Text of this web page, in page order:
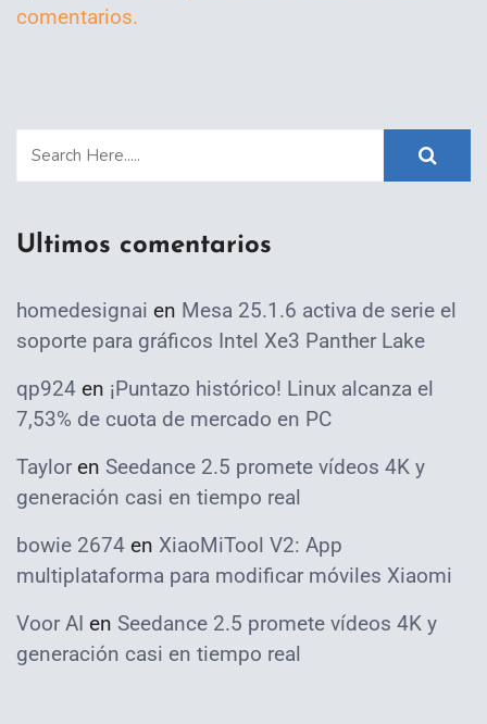
comentarios.
Ultimos comentarios
homedesignai en Mesa 25.1.6 activa de serie el
soporte para gráficos Intel Xe3 Panther Lake
qp924 en ¡Puntazo histórico! Linux alcanza el
7,53% de cuota de mercado en PC
Taylor en Seedance 2.5 promete vídeos 4K y
generación casi en tiempo real
bowie 2674 en XiaoMiTool V2: App
multiplataforma para modificar móviles Xiaomi
Voor AI en Seedance 2.5 promete vídeos 4K y
generación casi en tiempo real